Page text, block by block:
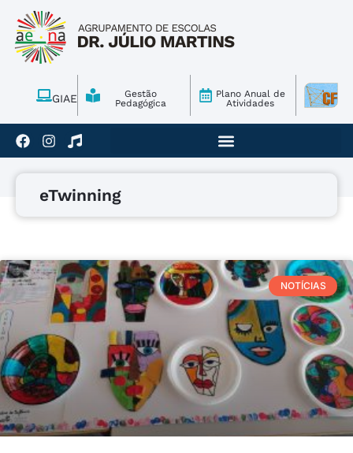
GIAE
Gestão
Pedagógica
Plano Anual de
Atividades
eTwinning
NOTÍCIAS